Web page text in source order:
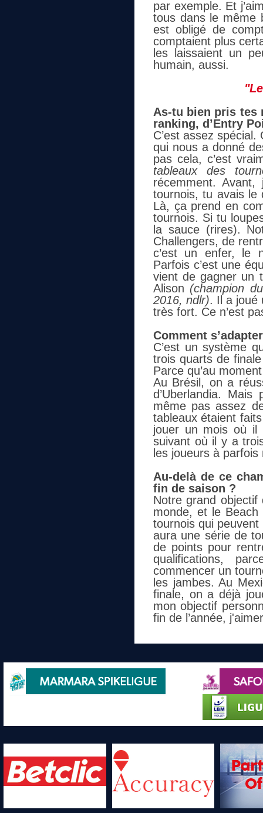
par exemple. Et
tous dans le même
est obligé de
comptaient plus
les laissaient un
humain, aussi.
As-tu bien pris tes
ranking, d’Entry
C’est assez
qui nous a donné
pas cela, c’est
tableaux des
récemment.
tournois, tu avais le
Là, ça prend en
tournois. Si tu
la sauce (rires).
Challengers, de
c’est un enfer, le
Parfois c’est une
vient de gagner un
Alison (champion
2016, ndlr). Il a joué
très fort. Ce n’est
Comment
C’est un système
trois quarts de
Parce qu’au
Au Brésil, on a
d’Uberlandia.
même pas assez
tableaux étaient
jouer un mois où il
suivant où il y a
les joueurs à
Au-delà de ce
fin de saison ?
Notre grand
monde, et le
tournois qui
aura une série de
de points pour
qualifications,
commencer un
les jambes. Au
finale, on a déjà
mon objectif
fin de l’année,